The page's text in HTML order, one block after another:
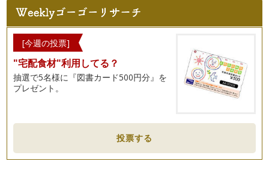
ママだって泣いちゃうときもある
数年前、育児情報誌『ままとーん♪』が完成した日のこと。当
時、私は編集長を務めながら、家では…
研究学園都市つくばの教育環境①科学のまちつくば
私の住んでいる茨城県つくば市は、1960年代から筑波研究学
園都市として計画的なまちづくりが…
こん（蓮根）生産量日本一！ …
赤ちゃんが参加できる♪つくば100本のクリスマスツリー
12月が近づくと、街は一気にクリスマスムード。そこで、光
[今週の投票]
"宅配食材"利用してる？
抽選で5名様に『図書カード500円分』を
プレゼント。
投票する